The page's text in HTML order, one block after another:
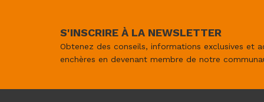
S'INSCRIRE À LA NEWSLETTER
Obtenez des conseils, informations exclusives et
enchères en devenant membre de notre